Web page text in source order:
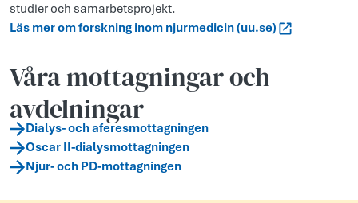
studier och samarbetsprojekt.
Läs mer om forskning inom njurmedicin (uu.se)
Våra mottagningar och
avdelningar
Dialys- och aferesmottagningen
Oscar II-dialysmottagningen
Njur- och PD-mottagningen